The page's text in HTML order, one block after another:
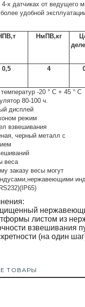
4-х датчиках от ведущего
удобной
НмПВ,кг
0,5 4
-20 ° C + 45 ° C
80-100 ч.
дисплей
режим
взвешивания
черный металл с
веса
заказу весы могут
листом из
взвешивания
(на один
ТОВАРЫ